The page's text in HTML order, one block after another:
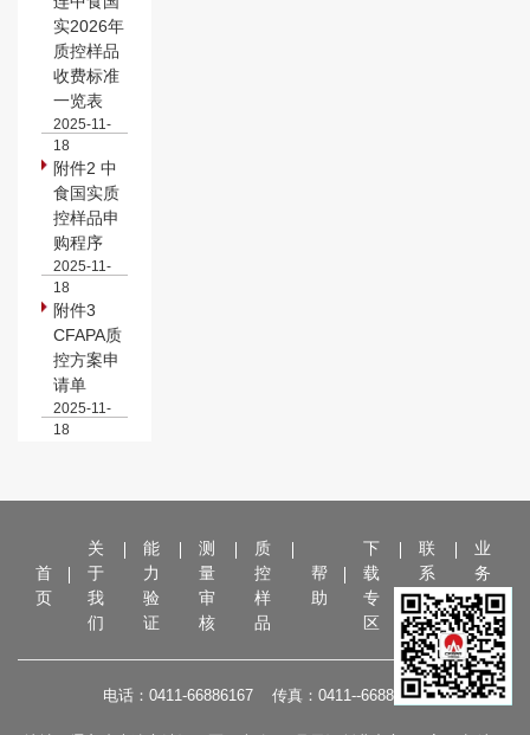
实2026年
质控样品
收费标准
一览表
2025-11-
18
附件2 中
食国实质
控样品申
购程序
2025-11-
18
附件3
CFAPA质
控方案申
请单
2025-11-
18
首
页
关
于
我
们
能
力
验
证
测
量
审
核
质
控
样
品
帮
助
下
载
专
区
联
系
我
们
业
务
平
台
电话：0411-66886167 传真：0411--66886157